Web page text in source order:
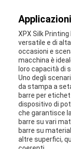
XPX Silk
versatile e di
occasioni e
macchina è
loro capacità di
Uno degli
da stampa a
barre per
dispositivo di
che garantisce
barre su vari
barre su
altre superfici,